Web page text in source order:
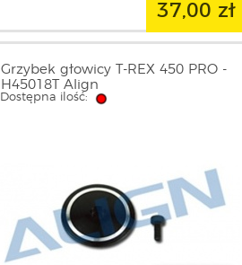
37,00 zł
Grzybek głowicy T-REX 450 PRO -
H45018T Align
Dostępna ilość: